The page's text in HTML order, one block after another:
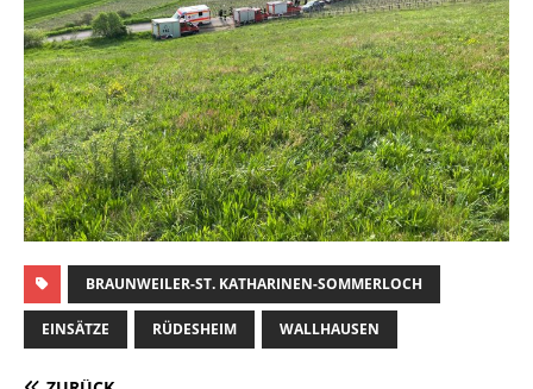
BRAUNWEILER-ST. KATHARINEN-SOMMERLOCH
EINSÄTZE RÜDESHEIM WALLHAUSEN